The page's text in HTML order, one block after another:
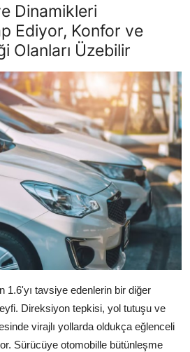
Dinamikleri
Ediyor, Konfor ve
Olanları Üzebilir
1.6'yı tavsiye edenlerin bir diğer
Direksiyon tepkisi, yol tutuşu ve
virajlı yollarda oldukça eğlenceli
Sürücüye otomobille bütünleşme